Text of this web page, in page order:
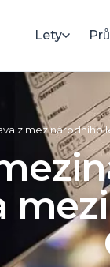
Lety
z mezinárodního